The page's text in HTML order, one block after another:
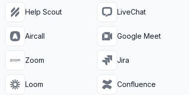
Help Scout LiveChat
Aircall Google Meet
Zoom Jira
Loom Confluence